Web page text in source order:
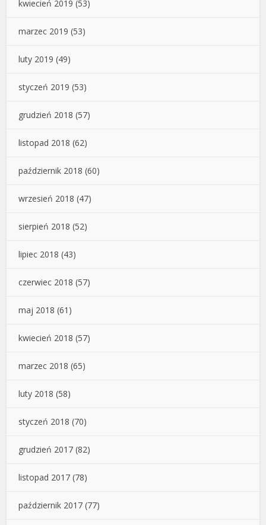
kwiecień 2019 (53)
marzec 2019 (53)
luty 2019 (49)
styczeń 2019 (53)
grudzień 2018 (57)
listopad 2018 (62)
październik 2018 (60)
wrzesień 2018 (47)
sierpień 2018 (52)
lipiec 2018 (43)
czerwiec 2018 (57)
maj 2018 (61)
kwiecień 2018 (57)
marzec 2018 (65)
luty 2018 (58)
styczeń 2018 (70)
grudzień 2017 (82)
listopad 2017 (78)
październik 2017 (77)